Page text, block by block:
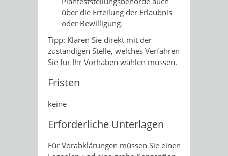
über die Erteilung der Erlaubnis
oder Bewilligung.
Tipp: Klären Sie direkt mit der
zuständigen Stelle, welches Verfahren
Sie für Ihr Vorhaben wählen müssen.
Fristen
keine
Erforderliche Unterlagen
Für Vorabklärungen müssen Sie einen